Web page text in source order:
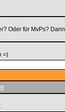
Oder für MvPs?
=)